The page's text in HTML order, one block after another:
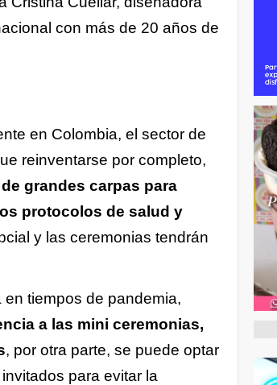
con más de 20 años de
en Colombia, el sector de
reinventarse por completo,
grandes carpas para
protocolos de salud y
y las ceremonias tendrán
tiempos de pandemia,
a las mini ceremonias,
, por otra parte, se puede optar
para evitar la